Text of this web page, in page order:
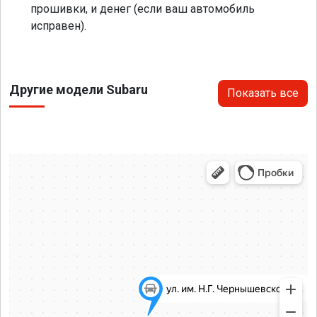
прошивки, и денег (если ваш автомобиль
исправен).
Другие модели Subaru Показать все